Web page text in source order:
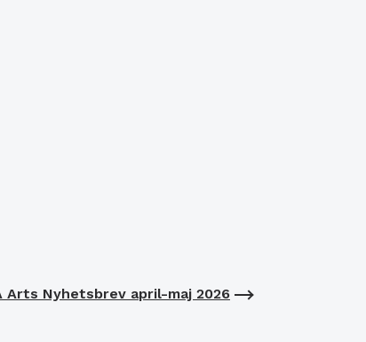
Arts Nyhetsbrev april-maj 2026